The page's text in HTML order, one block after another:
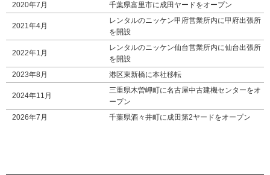
2020年7月
千葉県富里市に成田ヤードをオープン
2021年4月
レンタルのニッケン甲府営業所内に甲府出張所
を開設
2022年1月
レンタルのニッケン仙台営業所内に仙台出張所
を開設
2023年8月
港区東新橋に本社移転
2024年11月
三重県木曽岬町に名古屋中古建機センターをオ
ープン
2026年7月
千葉県酒々井町に成田第2ヤードをオープン